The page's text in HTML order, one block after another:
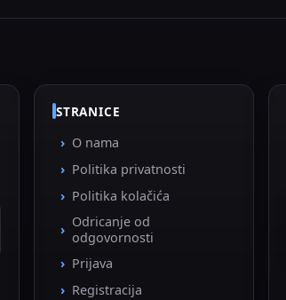
STRANICE
O nama
Politika privatnosti
Politika kolačića
Odricanje od
odgovornosti
Prijava
Registracija